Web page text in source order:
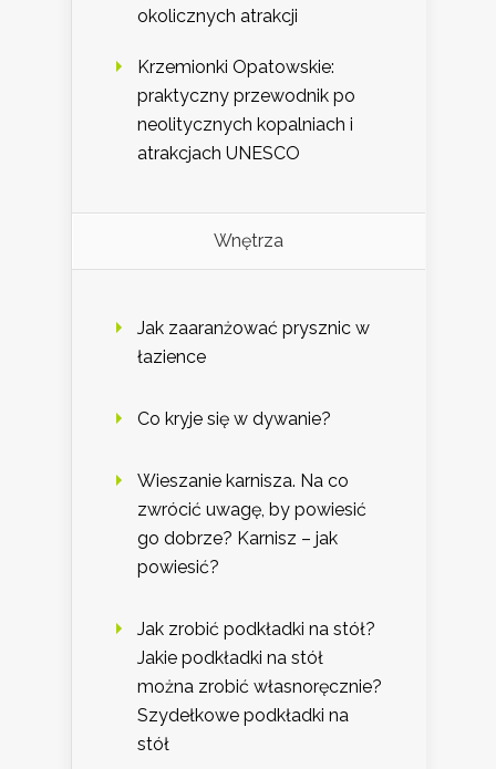
okolicznych atrakcji
Krzemionki Opatowskie:
praktyczny przewodnik po
neolitycznych kopalniach i
atrakcjach UNESCO
Wnętrza
Jak zaaranżować prysznic w
łazience
Co kryje się w dywanie?
Wieszanie karnisza. Na co
zwrócić uwagę, by powiesić
go dobrze? Karnisz – jak
powiesić?
Jak zrobić podkładki na stół?
Jakie podkładki na stół
można zrobić własnoręcznie?
Szydełkowe podkładki na
stół